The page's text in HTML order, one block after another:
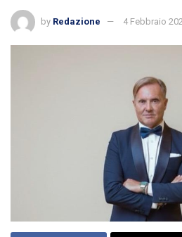
by Redazione 4 Febbraio